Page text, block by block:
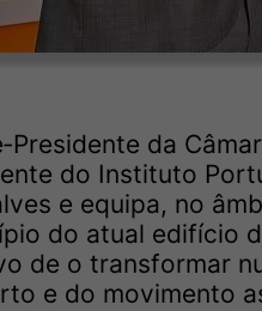
da
do Instituto
e equipa, no
do atual edifício
de o transformar
e do movimento